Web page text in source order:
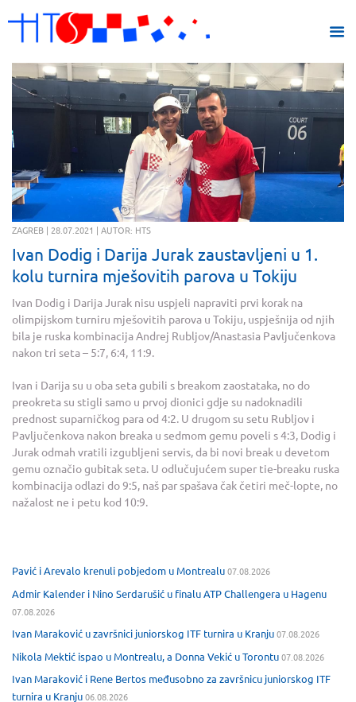
ZAGREB | 28.07.2021 | AUTOR: HTS
Ivan Dodig i Darija Jurak zaustavljeni u 1.
kolu turnira mješovitih parova u Tokiju
Ivan Dodig i Darija Jurak nisu uspjeli napraviti prvi korak na
olimpijskom turniru mješovitih parova u Tokiju, uspješnija od njih
bila je ruska kombinacija Andrej Rubljov/Anastasia Pavljučenkova
nakon tri seta – 5:7, 6:4, 11:9.
Ivan i Darija su u oba seta gubili s breakom zaostataka, no do
preokreta su stigli samo u prvoj dionici gdje su nadoknadili
prednost suparničkog para od 4:2. U drugom su setu Rubljov i
Pavljučenkova nakon breaka u sedmom gemu poveli s 4:3, Dodig i
Jurak odmah vratili izgubljeni servis, da bi novi break u devetom
gemu označio gubitak seta. U odlučujućem super tie-breaku ruska
kombinacija odlazi do 9:5, naš par spašava čak četiri meč-lopte, no
nažalost ne i petu kod 10:9.
Pavić i Arevalo krenuli pobjedom u Montrealu07.08.2026
Admir Kalender i Nino Serdarušić u finalu ATP Challengera u Hagenu
07.08.2026
Ivan Maraković u završnici juniorskog ITF turnira u Kranju07.08.2026
Nikola Mektić ispao u Montrealu, a Donna Vekić u Torontu07.08.2026
Ivan Maraković i Rene Bertos međusobno za završnicu juniorskog ITF
turnira u Kranju06.08.2026